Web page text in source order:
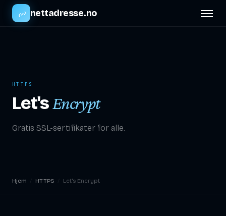
nettadresse.no
HTTPS
Let'sEncrypt
Gratis SSL-sertifikater for alle.
Hjem HTTPS Let's Encrypt